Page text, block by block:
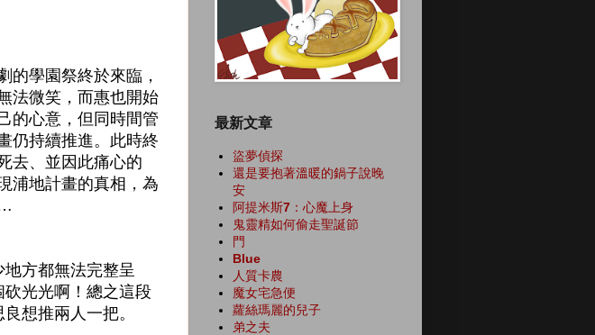
的學園祭終於來臨，
法微笑，而惠也開始
的心意，但同時間管
仍持續推進。此時終
去、並因此痛心的
浦地計畫的真相，為
方都無法完整呈
光光啊！總之這段
想推兩人一把。
最新文章
盜夢偵探
還是要抱著溫暖的鍋子說晚
安
阿提米斯7：心魔上身
鬼靈精如何偷走聖誕節
門
Blue
人質卡農
魔女宅急便
蘿絲瑪麗的兒子
弟之夫